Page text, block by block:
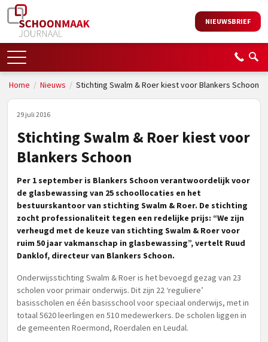
NIEUWSBRIEF
Home / Nieuws / Stichting Swalm & Roer kiest voor Blankers Schoon
29 juli 2016
Stichting Swalm & Roer kiest voor
Blankers Schoon
Per 1 september is Blankers Schoon verantwoordelijk voor
de glasbewassing van 25 schoollocaties en het
bestuurskantoor van stichting Swalm & Roer. De stichting
zocht professionaliteit tegen een redelijke prijs: “We zijn
verheugd met de keuze van stichting Swalm & Roer voor
ruim 50 jaar vakmanschap in glasbewassing”, vertelt Ruud
Danklof, directeur van Blankers Schoon.
Onderwijsstichting Swalm & Roer is het bevoegd gezag van 23
scholen voor primair onderwijs. Dit zijn 22 ‘reguliere’
basisscholen en één basisschool voor speciaal onderwijs, met in
totaal 5620 leerlingen en 510 medewerkers. De scholen liggen in
de gemeenten Roermond, Roerdalen en Leudal.